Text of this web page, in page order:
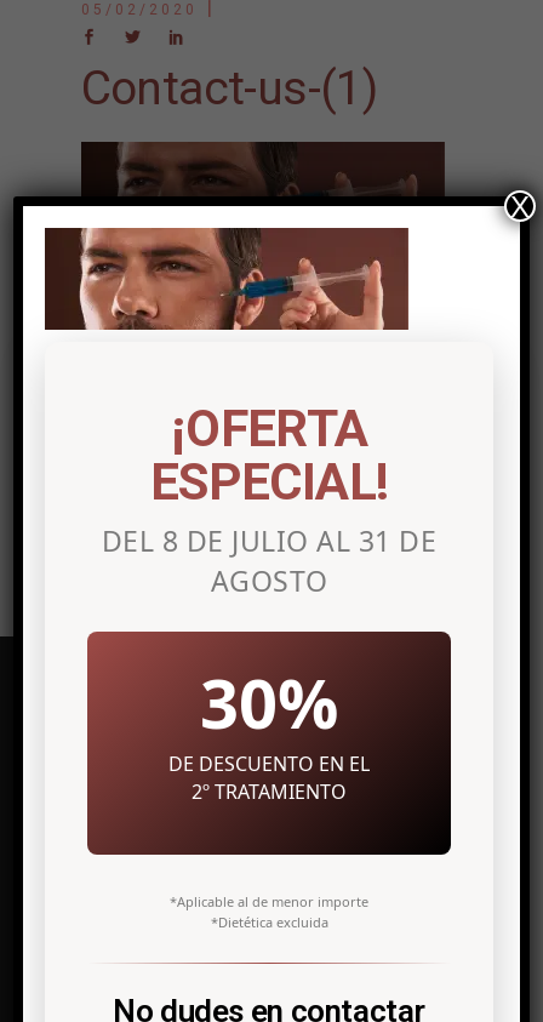
05/02/2020
Contact-us-(1)
publicar un comentario.
Clínica de medicina estética en
03003 Alicante
info@antonio-icardo.com
¡OFERTA
ESPECIAL!
DEL 8 DE JULIO AL 31 DE
AGOSTO
30%
DE DESCUENTO EN EL
2º TRATAMIENTO
*Aplicable al de menor importe
*Dietética excluida
No dudes en contactar
X